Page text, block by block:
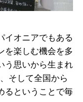
イオニアでもある
を楽しむ機会を多
う思いから生まれ
そして全国から
るということで毎